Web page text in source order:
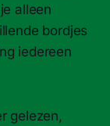
alleen
bordjes
iedereen
gelezen,